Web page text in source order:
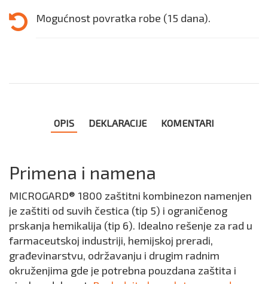
Mogućnost povratka robe (15 dana).
OPIS DEKLARACIJE KOMENTARI
Primena i namena
MICROGARD® 1800 zaštitni kombinezon namenjen
je zaštiti od suvih čestica (tip 5) i ograničenog
prskanja hemikalija (tip 6). Idealno rešenje za rad u
farmaceutskoj industriji, hemijskoj preradi,
građevinarstvu, održavanju i drugim radnim
okruženjima gde je potrebna pouzdana zaštita i